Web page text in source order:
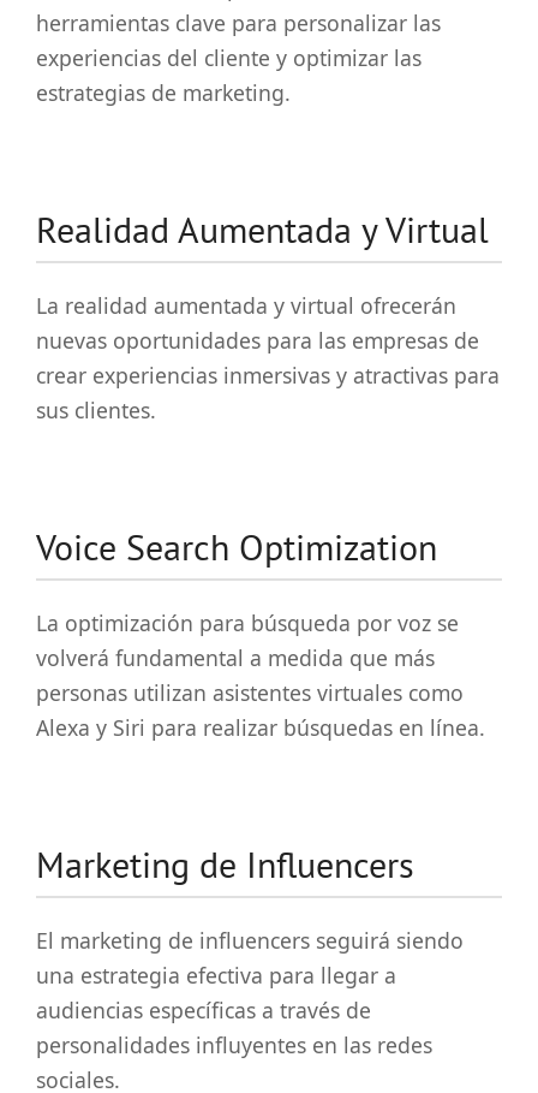
herramientas clave para personalizar las
experiencias del cliente y optimizar las
estrategias de marketing.
Realidad Aumentada y Virtual
La realidad aumentada y virtual ofrecerán
nuevas oportunidades para las empresas de
crear experiencias inmersivas y atractivas para
sus clientes.
Voice Search Optimization
La optimización para búsqueda por voz se
volverá fundamental a medida que más
personas utilizan asistentes virtuales como
Alexa y Siri para realizar búsquedas en línea.
Marketing de Influencers
El marketing de influencers seguirá siendo
una estrategia efectiva para llegar a
audiencias específicas a través de
personalidades influyentes en las redes
sociales.